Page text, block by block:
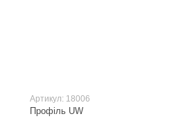
Артикул: 18006
Профіль UW